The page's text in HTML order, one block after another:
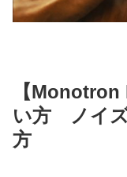
【
い方 ノイズ
方